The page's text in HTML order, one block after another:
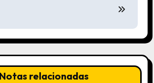
Notas relacionadas